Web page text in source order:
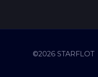
©2026 STARFLOT